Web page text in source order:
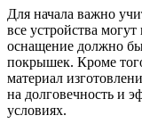
Для начала важно
все устройства
оснащение должно
покрышек. Кроме
материал
на долговечность и
условиях.